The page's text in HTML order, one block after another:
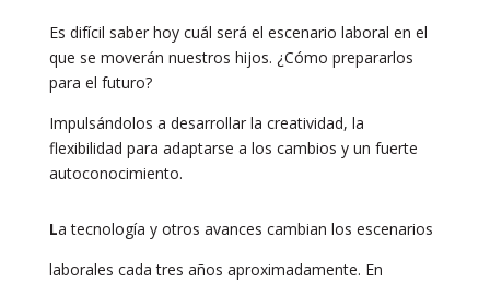
Es difícil saber hoy cuál será el escenario laboral en el
que se moverán nuestros hijos. ¿Cómo prepararlos
para el futuro?
Impulsándolos a desarrollar la creatividad, la
flexibilidad para adaptarse a los cambios y un fuerte
autoconocimiento.
La tecnología y otros avances cambian los escenarios
laborales cada tres años aproximadamente. En